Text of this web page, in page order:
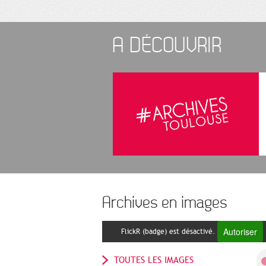
A DÉCOUVRIR
Archives en images
FlickR (badge) est désactivé. Autoriser
TOUTES LES IMAGES